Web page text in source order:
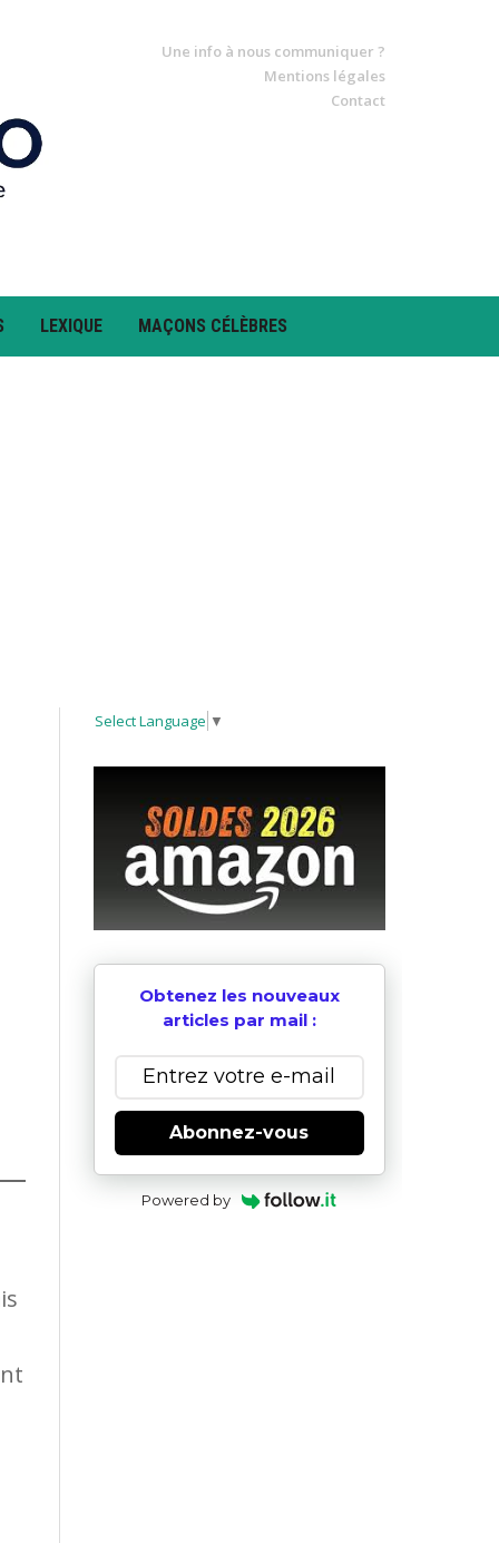
Une info à nous communiquer ?
Mentions légales
Contact
LEXIQUE MAÇONS CÉLÈBRES
Select Language ▼
Obtenez les nouveaux
articles par mail :
Abonnez-vous
Powered by